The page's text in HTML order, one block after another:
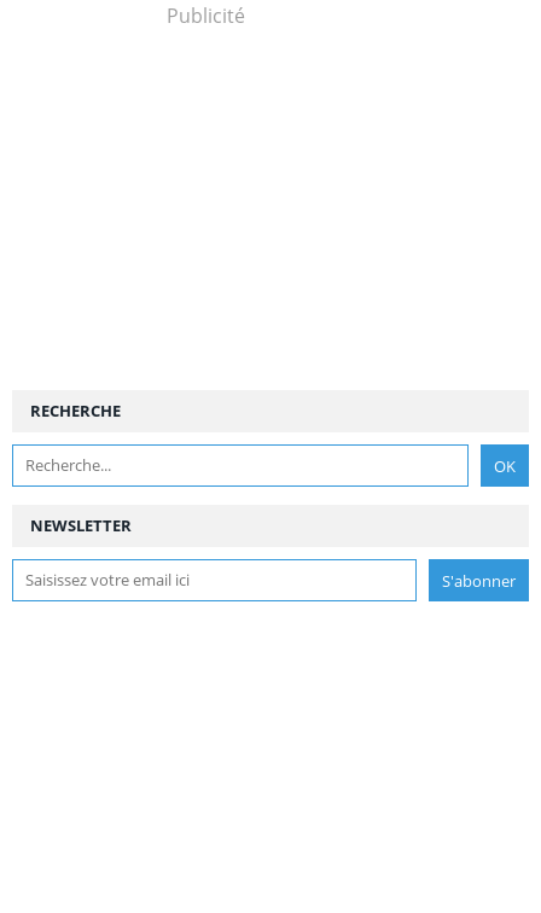
Publicité
NEWSLETTER
RECHERCHE